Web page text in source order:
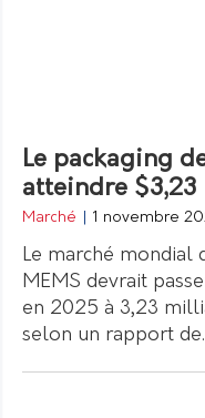
Le packaging
atteindre
Marché 1 novembre
Le marché mondial
MEMS devrait
en 2025 à 3,23
selon un rapport